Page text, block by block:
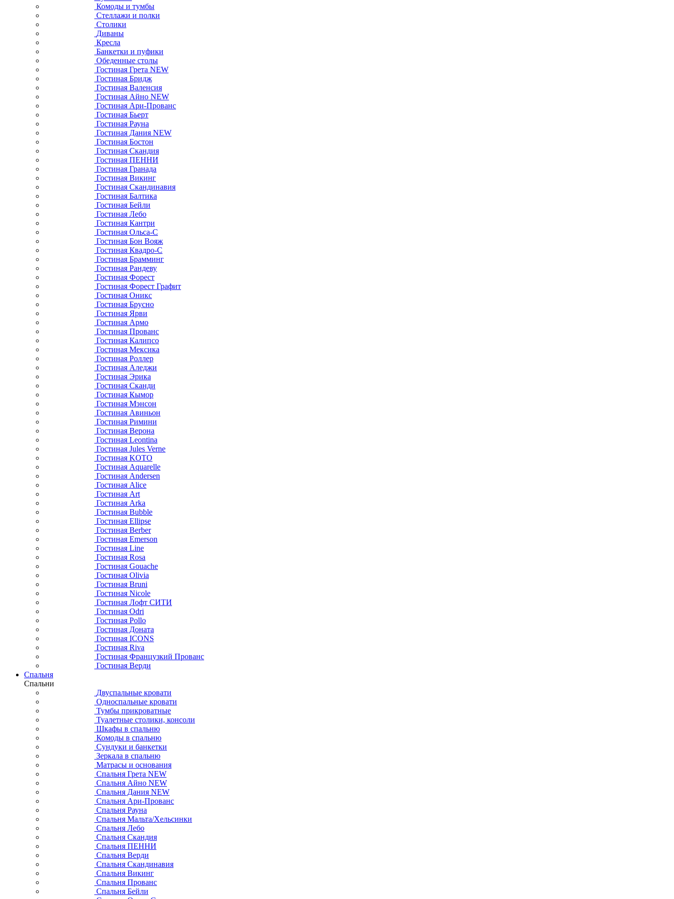
Комоды и тумбы
Стеллажи и полки
Столики
Диваны
Кресла
Банкетки и пуфики
Обеденные столы
Гостиная Грета NEW
Гостиная Бридж
Гостиная Валенсия
Гостиная Айно NEW
Гостиная Ари-Прованс
Гостиная Бьерт
Гостиная Рауна
Гостиная Дания NEW
Гостиная Бостон
Гостиная Скандия
Гостиная ПЕННИ
Гостиная Гранада
Гостиная Викинг
Гостиная Скандинавия
Гостиная Балтика
Гостиная Бейли
Гостиная Лебо
Гостиная Кантри
Гостиная Ольса-С
Гостиная Бон Вояж
Гостиная Квадро-С
Гостиная Брамминг
Гостиная Рандеву
Гостиная Форест
Гостиная Форест Графит
Гостиная Оникс
Гостиная Брусно
Гостиная Ярви
Гостиная Армо
Гостиная Прованс
Гостиная Калипсо
Гостиная Мексика
Гостиная Роллер
Гостиная Аледжи
Гостиная Эрика
Гостиная Сканди
Гостиная Кымор
Гостиная Мэнсон
Гостиная Авиньон
Гостиная Римини
Гостиная Верона
Гостиная Leontina
Гостиная Jules Verne
Гостиная KOTO
Гостиная Aquarelle
Гостиная Andersen
Гостиная Alice
Гостиная Art
Гостиная Arka
Гостиная Bubble
Гостиная Ellipse
Гостиная Berber
Гостиная Emerson
Гостиная Line
Гостиная Rosa
Гостиная Gouache
Гостиная Olivia
Гостиная Bruni
Гостиная Nicole
Гостиная Лофт СИТИ
Гостиная Odri
Гостиная Pollo
Гостиная Доната
Гостиная ICONS
Гостиная Riva
Гостиная Французкий Прованс
Гостиная Верди
Спальня
Спальни
Двуспальные кровати
Односпальные кровати
Тумбы прикроватные
Туалетные столики, консоли
Шкафы в спальню
Комоды в спальню
Сундуки и банкетки
Зеркала в спальню
Матрасы и основания
Спальня Грета NEW
Спальня Айно NEW
Спальня Дания NEW
Спальня Ари-Прованс
Спальня Рауна
Спальня Мальта/Хельсинки
Спальня Лебо
Спальня Скандия
Спальня ПЕННИ
Спальня Верди
Спальня Скандинавия
Спальня Викинг
Спальня Прованс
Спальня Бейли